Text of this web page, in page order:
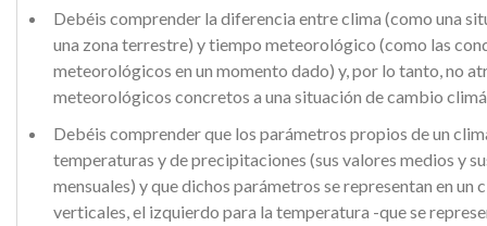
Debéis comprender la diferencia entre clima (como una
una zona terrestre) y tiempo meteorológico (como las
meteorológicos en un momento dado) y, por lo tanto, no
meteorológicos concretos a una situación de cambio
Debéis comprender que los parámetros propios de un
temperaturas y de precipitaciones (sus valores medios y
mensuales) y que dichos parámetros se representan en un
verticales, el izquierdo para la temperatura -que se